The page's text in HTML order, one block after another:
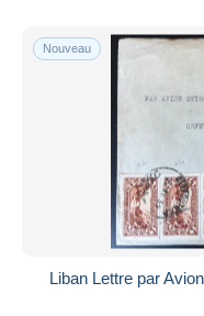
Uniquement en
Livraison gratuite
Méthodes de
Virement
Visa
Mastercard
iDeal
Nouveau
Liban Lettre par